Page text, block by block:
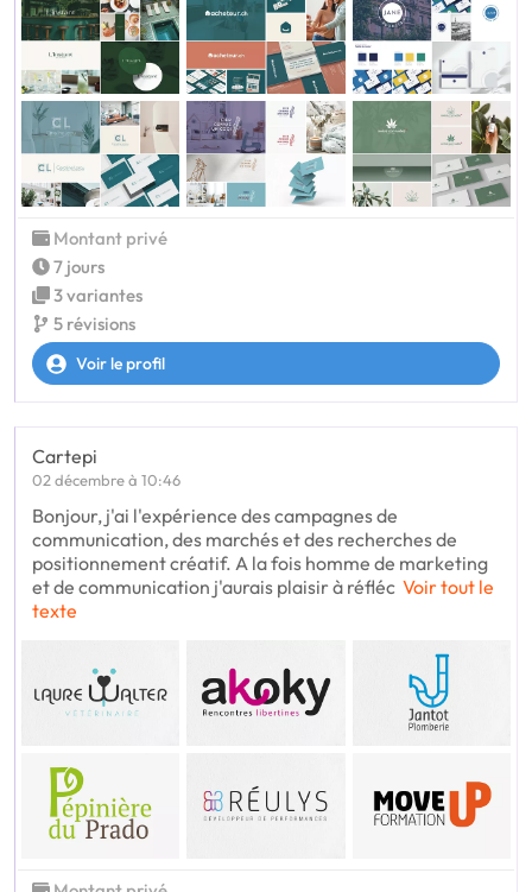
Montant privé
7 jours
3 variantes
5 révisions
Voir le profil
Cartepi
02 décembre à 10:46
Bonjour, j'ai l'expérience des campagnes de
communication, des marchés et des recherches de
positionnement créatif. A la fois homme de marketing
et de communication j'aurais plaisir à réfléc Voir tout le
texte